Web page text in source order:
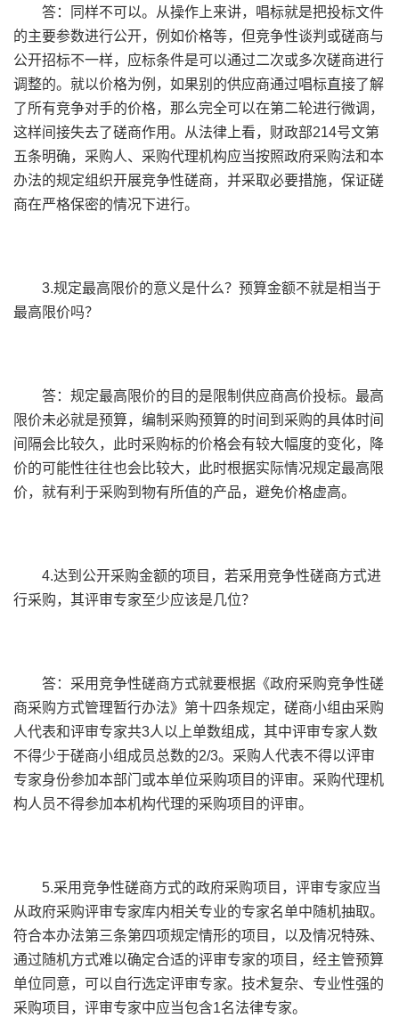
答：同样不可以。从操作上来讲，唱标就是把投标文件
的主要参数进行公开，例如价格等，但竞争性谈判或磋商与
公开招标不一样，应标条件是可以通过二次或多次磋商进行
调整的。就以价格为例，如果别的供应商通过唱标直接了解
了所有竞争对手的价格，那么完全可以在第二轮进行微调，
这样间接失去了磋商作用。从法律上看，财政部214号文第
五条明确，采购人、采购代理机构应当按照政府采购法和本
办法的规定组织开展竞争性磋商，并采取必要措施，保证磋
商在严格保密的情况下进行。
3.规定最高限价的意义是什么？预算金额不就是相当于
最高限价吗？
答：规定最高限价的目的是限制供应商高价投标。最高
限价未必就是预算，编制采购预算的时间到采购的具体时间
间隔会比较久，此时采购标的价格会有较大幅度的变化，降
价的可能性往往也会比较大，此时根据实际情况规定最高限
价，就有利于采购到物有所值的产品，避免价格虚高。
4.达到公开采购金额的项目，若采用竞争性磋商方式进
行采购，其评审专家至少应该是几位？
答：采用竞争性磋商方式就要根据《政府采购竞争性磋
商采购方式管理暂行办法》第十四条规定，磋商小组由采购
人代表和评审专家共3人以上单数组成，其中评审专家人数
不得少于磋商小组成员总数的2/3。采购人代表不得以评审
专家身份参加本部门或本单位采购项目的评审。采购代理机
构人员不得参加本机构代理的采购项目的评审。
5.采用竞争性磋商方式的政府采购项目，评审专家应当
从政府采购评审专家库内相关专业的专家名单中随机抽取。
符合本办法第三条第四项规定情形的项目，以及情况特殊、
通过随机方式难以确定合适的评审专家的项目，经主管预算
单位同意，可以自行选定评审专家。技术复杂、专业性强的
采购项目，评审专家中应当包含1名法律专家。